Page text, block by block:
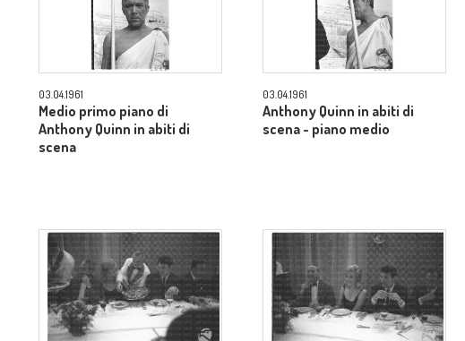
03.04.1961
Medio primo piano di
Anthony Quinn in abiti di
scena
03.04.1961
Anthony Quinn in abiti di
scena - piano medio